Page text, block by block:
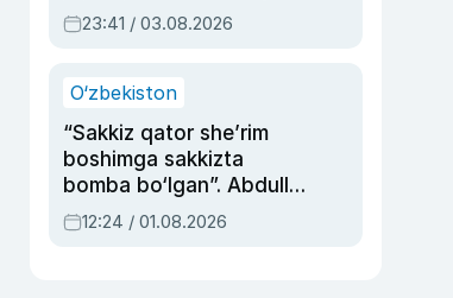
ayolga sud hukmi o‘qildi
23:41 / 03.08.2026
O‘zbekiston
“Sakkiz qator she’rim
boshimga sakkizta
bomba bo‘lgan”. Abdulla
Oripovni siyosiy
ayblovlardan asrab
12:24 / 01.08.2026